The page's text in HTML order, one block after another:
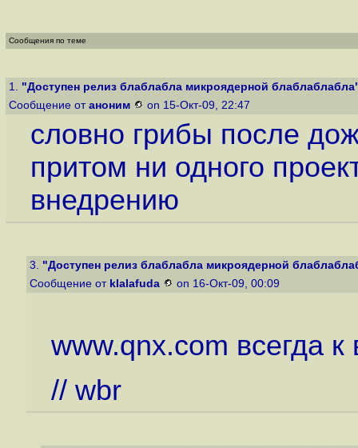
Сообщения по теме
1. "Доступен релиз блаблабла микроядерной
Сообщение от аноним on 15-Окт-09, 22:47
словно грибы после
притом ни одного
внедрению
3. "Доступен релиз блаблабла микроядерной
Сообщение от klalafuda on 16-Окт-09, 00:09
www.qnx.com всегда
// wbr